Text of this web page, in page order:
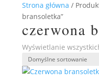
Strona główna /
bransoletka”
czerwona
Wyświetlanie